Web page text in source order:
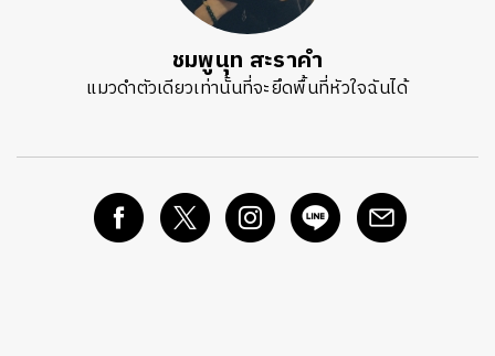
ชมพูนุท สะราคำ
แมวดำตัวเดียวเท่านั้นที่จะยึดพื้นที่หัวใจฉันได้